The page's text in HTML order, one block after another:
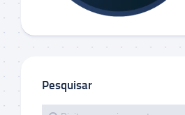
Pesquisar